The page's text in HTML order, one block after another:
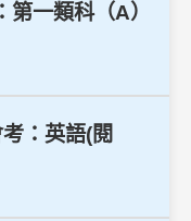
一類科（A）
：英語(閱